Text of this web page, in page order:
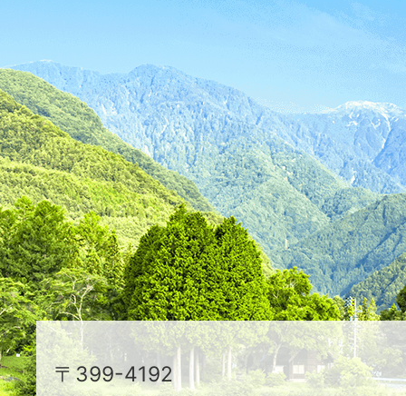
が
た
つ
映
え
る
ま
ち
駒
ヶ
〒399-4192